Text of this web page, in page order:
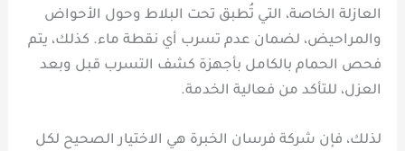
العازلة الخاصة، التي تُطبق تحت البلاط وحول الأحواض
والمراحيض، لضمان عدم تسرب أي نقطة ماء. كذلك، يتم
فحص الحمام بالكامل بأجهزة كشف التسرب قبل وبعد
العزل، للتأكد من فعالية الخدمة.
لذلك، فإن شركة فرسان الخبرة هي الاختيار الصحيح لكل